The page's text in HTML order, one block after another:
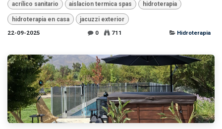
acrílico sanitario aislacion termica spas hidroterapia
hidroterapia en casa
jacuzzi exterior
22-09-2025
0 711 Hidroterapia